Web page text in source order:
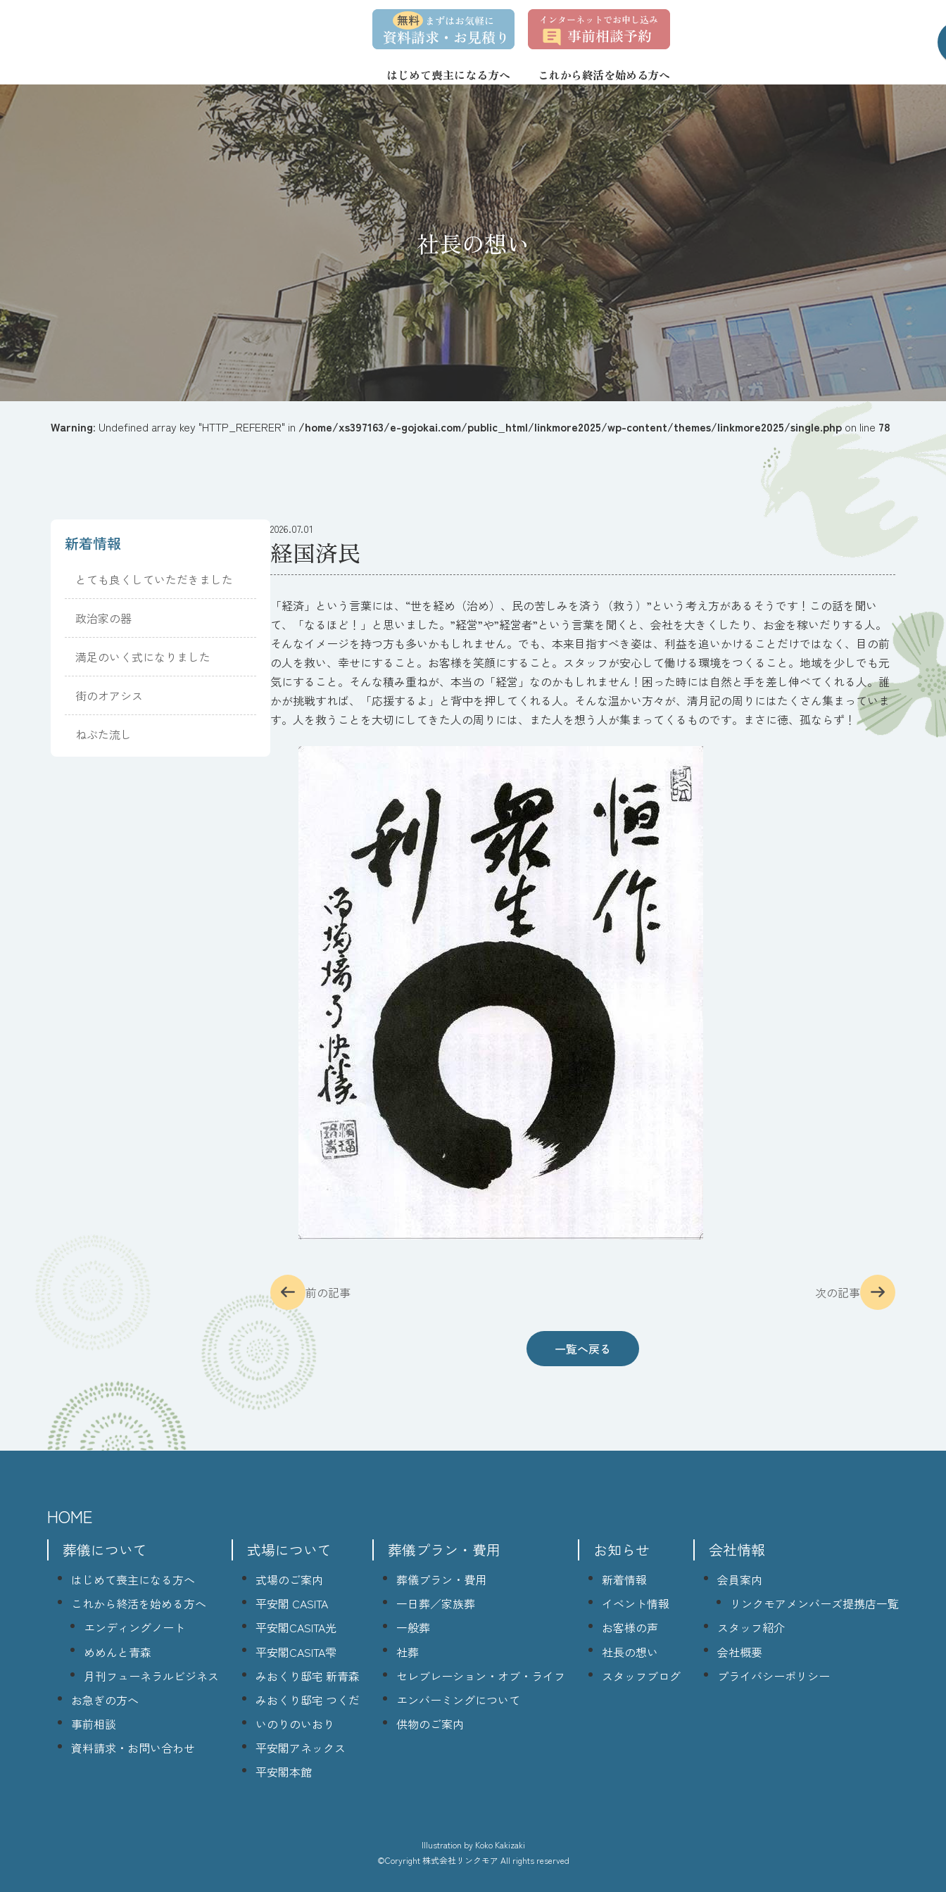
へ
ス
キ
ョ
ン
に
資
求
問
い
合
わ
せ
事
談
-
7
3
5
1
4
0
7
はじめて喪主になる方へ これから終活を始める方へ
社長の想い
Warning: Undefined array key "HTTP_REFERER" in /home/xs397163/e-gojokai.com/public_html/linkmore2025/wp-content/themes/linkmore2025/single.phpon line 78
新着情報
とても良くしていただきました
政治家の器
満足のいく式になりました
街のオアシス
ねぶた流し
2026.07.01
経国済民
「経済」という言葉には、“世を経め（治め）、民の苦しみを済う（救う）”という考え方があるそうです！この話を聞い
て、「なるほど！」と思いました。”経営”や”経営者”という言葉を聞くと、会社を大きくしたり、お金を稼いだりする人。
そんなイメージを持つ方も多いかもしれません。でも、本来目指すべき姿は、利益を追いかけることだけではなく、目の前
の人を救い、幸せにすること。お客様を笑顔にすること。スタッフが安心して働ける環境をつくること。地域を少しでも元
気にすること。そんな積み重ねが、本当の「経営」なのかもしれません！困った時には自然と手を差し伸べてくれる人。誰
かが挑戦すれば、「応援するよ」と背中を押してくれる人。そんな温かい方々が、清月記の周りにはたくさん集まっていま
す。人を救うことを大切にしてきた人の周りには、また人を想う人が集まってくるものです。まさに徳、孤ならず！
前の記事
一覧へ戻る
次の記事
HOME
葬儀について
はじめて喪主になる方へ
これから終活を始める方へ
エンディングノート
めめんと青森
月刊フューネラルビジネス
お急ぎの方へ
事前相談
資料請求・お問い合わせ
式場について
式場のご案内
平安閣 CASITA
平安閣CASITA光
平安閣CASITA雫
みおくり邸宅 新青森
みおくり邸宅 つくだ
いのりのいおり
平安閣アネックス
平安閣本館
葬儀プラン・費用
葬儀プラン・費用
一日葬／家族葬
一般葬
社葬
セレブレーション・オブ・ライフ
エンバーミングについて
供物のご案内
お知らせ
新着情報
イベント情報
お客様の声
社長の想い
スタッフブログ
会社情報
会員案内
リンクモアメンバーズ提携店一覧
スタッフ紹介
会社概要
プライバシーポリシー
lllustration by Koko Kakizaki
©Coryright 株式会社リンクモア All rights reserved